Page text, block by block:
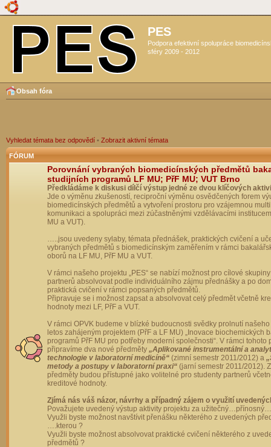
PES
Podpora efektivní spolupráce
sféry 2009 - 2012
Obsah fóra
Vyhledat témata bez odpovědí • Zobrazit aktivní témata
FÓRUM
Porovnání vybraných biomedicínských předmětů
studijních programů LF MU; PřF MU; VUT Brno
Předkládáme k diskusi dílčí výstup jedné ze dvou klíčových
Jde o výměnu zkušeností, reciproční výměnu osvědčených forem
biomedicínských předmětů a vytvoření prostoru pro vzájemnou
komunikaci a spolupráci mezi zúčastněnými vzdělávacími
MU a VUT).
…..jsou uvedeny sylaby, témata přednášek, praktických cvičení a
vybraných předmětů s biomedicínským zaměřením v rámci
oborů na LF MU, PřF MU a VUT.
V rámci našeho projektu „PES“ se nabízí možnost pro cílové
partnerů absolvovat podle individuálního zájmu přednášky a po
praktická cvičení v rámci popsaných předmětů.
Připravuje se i možnost zapsat a absolvovat celý předmět včetně
hodnoty mezi LF, PřF a VUT.
V rámci OPVK budeme v blízké budoucnosti svědky prolnutí
letos zahájeným projektem (PřF a LF MU) „Inovace biochemických
programů PřF MU pro potřeby moderní společnosti“. V rámci tohoto
připravíme dva nové předměty „Aplikované instrumentální a
technologie v laboratorní medicíně“ (zimní semestr 2011/2012) a
metody a postupy v laboratorní praxi“ (jarní semestr 2011/2012).
předměty budou přístupné jako volitelné pro studenty partnerů
kreditové hodnoty.
Zjímá nás váš názor, návrhy a případný zájem o využití
Považujete uvedený výstup aktivity projektu za
Využli byste možnost navštívit přenášku některého z uvedených
….kterou ?
Využli byste možnost absolvovat praktické cvičení některého z
předmětů ?